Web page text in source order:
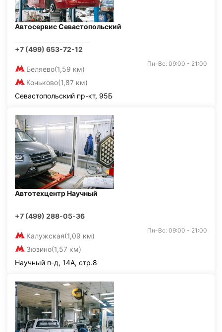
Автосервис Севастопольский
+7 (499) 653-72-12
Беляево(1,59 км)
Коньково(1,87 км)
Пн-Вс: 09:00 - 21:00
Севастопольский пр-кт, 95Б
Автотехцентр Научный
+7 (499) 288-05-36
Калужская(1,09 км)
Зюзино(1,57 км)
Пн-Вс: 09:00 - 21:00
Научный п-д, 14А, стр.8